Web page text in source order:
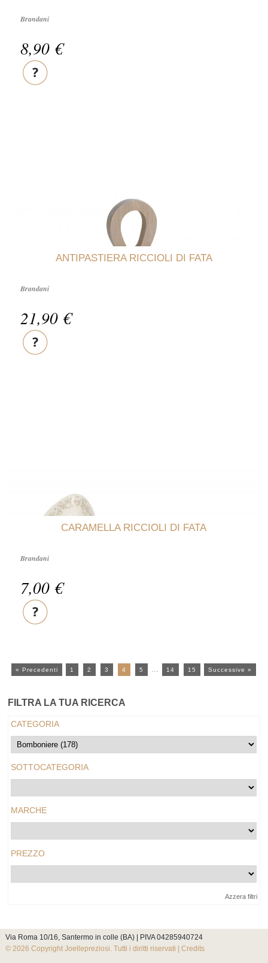
Brandani
8,90 €
ANTIPASTIERA RICCIOLI DI FATA
Brandani
21,90 €
CARAMELLA RICCIOLI DI FATA
Brandani
7,00 €
« Precedenti 1 2 3 4 5 ... 14 15 Successive »
FILTRA LA TUA RICERCA
CATEGORIA
SOTTOCATEGORIA
MARCHE
PREZZO
Azzera filtri
Via Roma 10/16, Santermo in colle (BA) | PIVA 04285940724
© 2026 Copyright Joellepreziosi. Tutti i diritti riservati | Credits